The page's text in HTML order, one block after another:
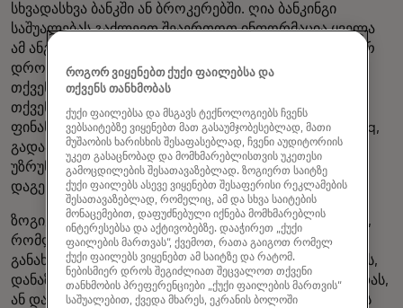
სხვადასხვა ბანკში ან ბროკერებში. ღია ბანკინგი
საშუალებას გაძლევთ შეაერთოთ ინფორმაცია ყველა
ამ ანგარიშის შესახებ თქვენი არჩევანის ერთ რეალურ
დროში დაფაში, ასე რომ თქვენ შეგიძლიათ ნახოთ
თქვენი მთელი ფული ერთ ადგილას. ამან შეიძლება
თქვენი ფული უფრო ჭკვიანი გახადოს: ზოგიერთი
ფინანსური სერვისის პროვაიდერი, როგორიცაა Bunq,
გადააფარებს ხელოვნურ ინტელექტს, რათა
უზრუნველყოს მოქმედი შეხედულებები, რომლებიც
დაგეხმარებათ
ზოგიერთ ბაზარზე ღია ბანკინგი მოიცავს მექანიზმებს,
რომლებიც საშუალებას აძლევთ მესამე მხარეებს
განახორციელონ გადა ეს ხელს შეუწყობს ჯილდოების,
დანაზოგებისა და ინვესტიციების მაქსიმალურად ზრდას,
ან დაგეხმარებათ თავიდან აიცილოთ ოვერდრაფტის
როგორ ვიყენებთ ქუქი ფაილებსა და
თქვენს თანხმობას
ქუქი ფაილებსა და მსგავს ტექნოლოგიებს ჩვენს
ვებსაიტებზე ვიყენებთ მათ გასაუმჯობესებლად, მათი
მუშაობის ხარისხის შესაფასებლად, ჩვენი აუდიტორიის
უკეთ გასაცნობად და მომხმარებლისთვის უკეთესი
გამოცდილების შესათავაზებლად. ზოგიერთ საიტზე
ქუქი ფაილებს ასევე ვიყენებთ შესაფერისი რეკლამების
შესათავაზებლად, რომელიც, ამ და სხვა საიტების
მონაცემებით, დაფუძნებული იქნება მომხმარებლის
ინტერესებსა და აქტივობებზე. დააჭირეთ „ქუქი
ფაილების მართვას“, ქვემოთ, რათა გაიგოთ რომელ
ქუქი ფაილებს ვიყენებთ ამ საიტზე და რატომ.
ნებისმიერ დროს შეგიძლიათ შეცვალოთ თქვენი
თანხმობის პრეფერენციები „ქუქი ფაილების მართვის“
საშუალებით, ქვედა მხარეს, ეკრანის ბოლოში